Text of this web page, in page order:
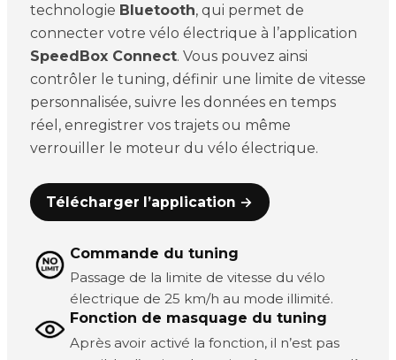
technologie Bluetooth, qui permet de
connecter votre vélo électrique à l’application
SpeedBox Connect. Vous pouvez ainsi
contrôler le tuning, définir une limite de vitesse
personnalisée, suivre les données en temps
réel, enregistrer vos trajets ou même
verrouiller le moteur du vélo électrique.
Télécharger l’application →
Commande du tuning
Passage de la limite de vitesse du vélo
électrique de 25 km/h au mode illimité.
Fonction de masquage du tuning
Après avoir activé la fonction, il n’est pas